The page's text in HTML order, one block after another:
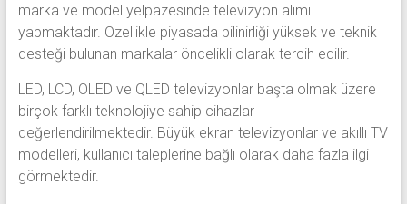
marka ve model yelpazesinde televizyon alımı
yapmaktadır. Özellikle piyasada bilinirliği yüksek ve teknik
desteği bulunan markalar öncelikli olarak tercih edilir.
LED, LCD, OLED ve QLED televizyonlar başta olmak üzere
birçok farklı teknolojiye sahip cihazlar
değerlendirilmektedir. Büyük ekran televizyonlar ve akıllı TV
modelleri, kullanıcı taleplerine bağlı olarak daha fazla ilgi
görmektedir.